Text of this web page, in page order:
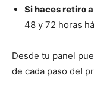
Si haces retiro
48 y 72 horas
Desde tu panel
de cada paso del